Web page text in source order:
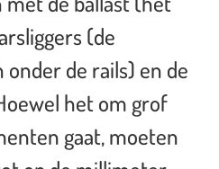
(de
de rails) en de
het om grof
gaat, moeten